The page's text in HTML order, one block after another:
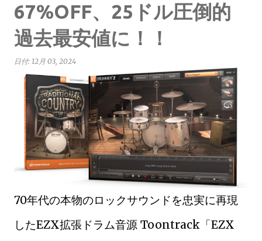
67%OFF、25ドル圧倒的
過去最安値に！！
日付: 12月 03, 2024
70年代の本物のロックサウンドを忠実に再現
したEZX拡張ドラム音源 Toontrack「EZX